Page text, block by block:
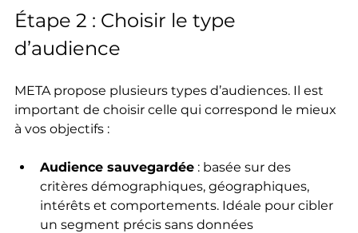
Étape 2 : Choisir le type
d’audience
META propose plusieurs types d’audiences. Il est
important de choisir celle qui correspond le mieux
à vos objectifs :
Audience sauvegardée : basée sur des
critères démographiques, géographiques,
intérêts et comportements. Idéale pour cibler
un segment précis sans données